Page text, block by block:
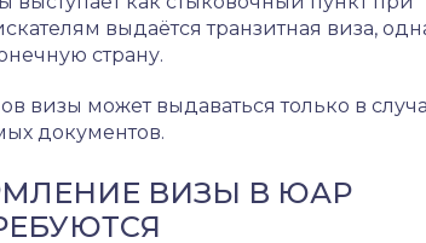
выдаётся транзитная виза,
страну.
визы может выдаваться только в
документов.
ВИЗЫ В ЮАР